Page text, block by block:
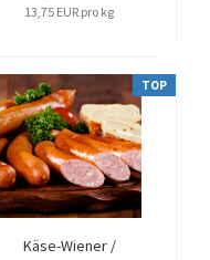
13,75 EUR pro kg
TOP
Käse-Wiener /